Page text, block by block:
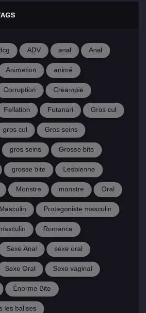
ADV anal Anal
Animation animé
Corruption Creampie
Fellation Futanari Gros cul
gros cul Gros seins
gros seins Grosse bite
grosse bite Lesbienne
Monstre monstre Oral
Protagoniste masculin
Romance
Sexe Anal sexe oral
Sexe Oral Sexe vaginal
Énorme Bite
les balises